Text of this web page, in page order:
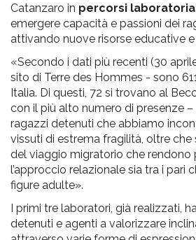
Catanzaro in percorsi
emergere capacità e passioni dei
attivando nuove risorse educative e
«Secondo i dati più recenti (30
sito di Terre des Hommes - sono
Italia. Di questi, 72 si trovano al
con il più alto numero di presenze –
ragazzi detenuti che abbiamo
vissuti di estrema fragilità, oltre
del viaggio migratorio che rendono
l’approccio relazionale sia tra i pari
figure adulte».
I primi tre laboratori, già realizzati,
detenuti e agenti a valorizzare